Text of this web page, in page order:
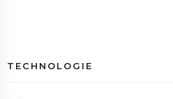
TECHNOLOGIE